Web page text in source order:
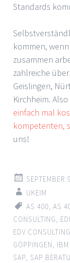
Standards
kommen,
zusammen
zahlreiche
Geislingen,
Kirchheim.
einfach mal
kompetenten,
uns!
SEPTEMBER
UKEIM
AS 400, AS
CONSULTING, EDI
EDV CONSULTING
GÖPPINGEN,
SAP, SAP